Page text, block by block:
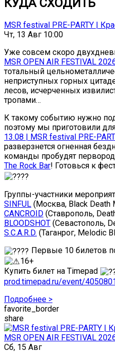
КУДА СХОДИТЬ
MSR festival PRE-PARTY |
Чт, 13 Авг 10:00
Уже совсем скоро
MSR OPEN AIR FESTIVAL
тотальный
неприступных горных
лесов, исчерченных
тропами…
К такому событию нужно
поэтому мы приготовили
13.08 | MSR festival PRE-
разверзнется огненная
команды пробудят
The Rock Bar! Готовься к
Группы-участники
SINFUL (Москва, Black Death
CANCROID (Ставрополь,
BLOODSHOT (Севастополь,
S.C.A.R.D. (Таганрог, Melodic
Первые 10 билетов
16+
Купить билет на Timepad
prod.timepad.ru/event/
Подробнее >
favorite_border
share
MSR OPEN AIR FESTIVAL
Сб, 15 Авг